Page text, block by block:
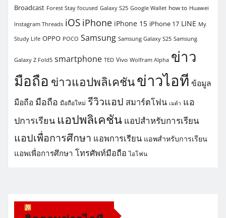
Broadcast Forest Stay focused Galaxy S25 Google Wallet how to Huawei
Instagram Threads iOS iPhone iPhone 15 iPhone 17 LINE My
Study Life OPPO POCO Samsung Samsung Galaxy S25 Samsung
Galaxy Z Fold5 smartphone TED Vivo Wolfram Alpha ข่าว
มือถือ ข่าวแอปพลิเคชันข่าวไอที ข้อมูล
มือถือ มือถือ มือถือใหม่ รีวิวแอป สมาร์ตโฟน เมต้า แอ
ปการเรียน แอปพลิเคชัน แอปสำหรับการเรียน
แอปเพื่อการศึกษา แอพการเรียน แอพสำหรับการเรียน
แอพเพื่อการศึกษา โทรศัพท์มือถือ ไอโฟน